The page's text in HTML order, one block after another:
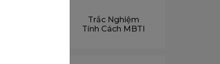
Trắc Nghiệm
Tính Cách MBTI